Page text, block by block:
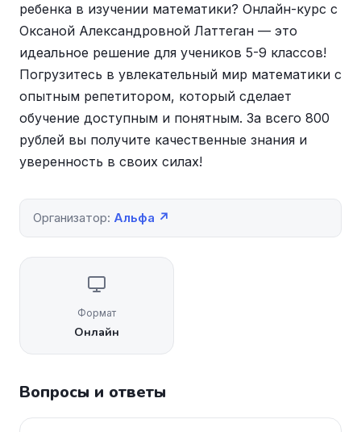
ребенка в изучении математики? Онлайн-курс с
Оксаной Александровной Латтеган — это
идеальное решение для учеников 5-9 классов!
Погрузитесь в увлекательный мир математики с
опытным репетитором, который сделает
обучение доступным и понятным. За всего 800
рублей вы получите качественные знания и
уверенность в своих силах!
Организатор: Альфа ↗
Формат
Онлайн
Вопросы и ответы